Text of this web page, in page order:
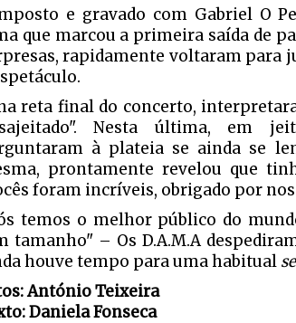
e gravado com Gabriel O
que marcou a primeira saída de
rapidamente voltaram para
reta final do concerto,
Nesta última, em
à plateia se ainda se
prontamente revelou que
foram incríveis, obrigado por
temos o melhor público do
tamanho" – Os D.A.M.A
houve tempo para uma habitual
António Teixeira
Daniela Fonseca